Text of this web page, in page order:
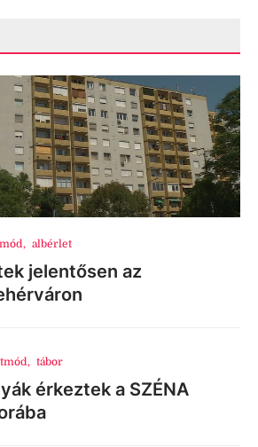
, albérlet
jelentősen az
, tábor
érkeztek a SZÉNA